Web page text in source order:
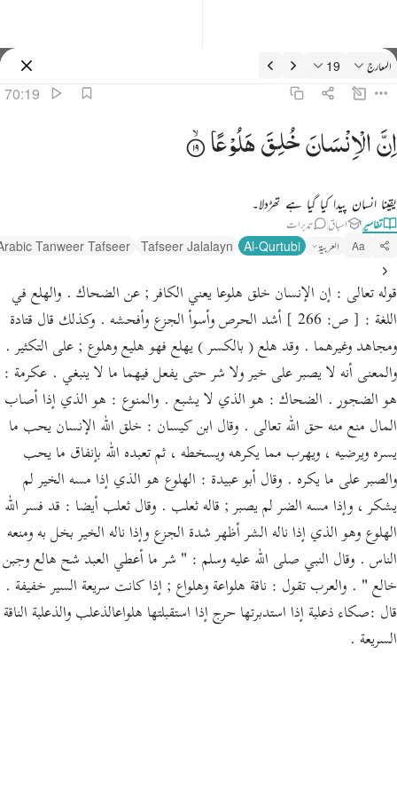
تفسیر: المعارج 70:19
المعارج 19
70:19
۞ ان الانسان خلق هلوعا ١٩
۞ إِنَّ ٱلْإِنسَـٰنَ خُلِقَ هَلُوعًا ١٩
اِنَّالْاِنْسَانَخُلِقَهَلُوْعًا
یقینا انسان پیدا کیا گیا ہے تھڑدلا۔
تفاسیر اسباق تدبرات
Aa العربية Al-Qurtubi
Tafseer Jalalayn
Tanweer Tafseer
قوله تعالى : إن الإنسان خلق هلوعا يعني الكافر ; عن الضحاك . والهلع في
اللغة : [ ص: 266 ] أشد الحرص وأسوأ الجزع وأفحشه . وكذلك قال قتادة
ومجاهد وغيرهما . وقد هلع ( بالكسر ) يهلع فهو هليع وهلوع ; على التكثير .
والمعنى أنه لا يصبر على خير ولا شر حتى يفعل فيهما ما لا ينبغي . عكرمة :
هو الضجور . الضحاك : هو الذي لا يشبع . والمنوع : هو الذي إذا أصاب
المال منع منه حق الله تعالى . وقال ابن كيسان : خلق الله الإنسان يحب ما
يسره ويرضيه ، ويهرب مما يكرهه ويسخطه ، ثم تعبده الله بإنفاق ما يحب
والصبر على ما يكره . وقال أبو عبيدة : الهلوع هو الذي إذا مسه الخير لم
يشكر ، وإذا مسه الضر لم يصبر ; قاله ثعلب . وقال ثعلب أيضا : قد فسر الله
الهلوع وهو الذي إذا ناله الشر أظهر شدة الجزع وإذا ناله الخير بخل به ومنعه
الناس . وقال النبي صلى الله عليه وسلم : " شر ما أعطي العبد شح هالع وجبن
خالع " . والعرب تقول : ناقة هلواعة وهلواع ; إذا كانت سريعة السير خفيفة .
قال :صكاء ذعلبة إذا استدبرتها حرج إذا استقبلتها هلواعالذعلب والذعلبة الناقة
السريعة .